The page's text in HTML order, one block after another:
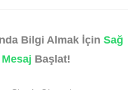
Bilgi Almak İçin Sağ
Başlat!